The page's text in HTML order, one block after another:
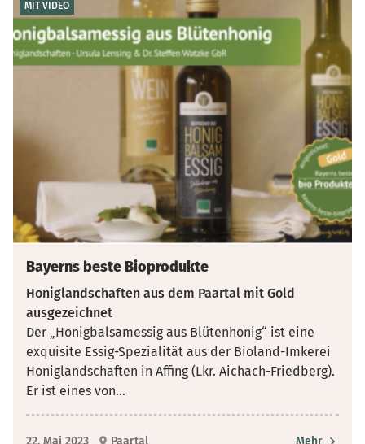
MIT VIDEO
Bayerns beste Bioprodukte
Honiglandschaften aus dem Paartal mit Gold
ausgezeichnet
Der „Honigbalsamessig aus Blütenhonig“ ist eine
exquisite Essig-Spezialität aus der Bioland-Imkerei
Honiglandschaften in Affing (Lkr. Aichach-Friedberg).
Er ist eines von...
22. Mai 2023 Paartal Mehr